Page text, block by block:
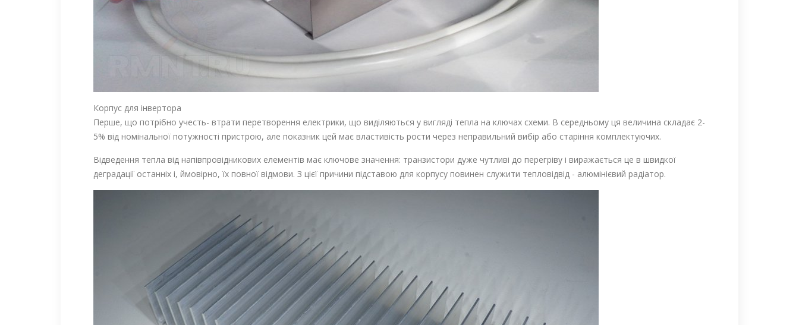
Корпус для інвертора
Перше, що потрібно учесть- втрати перетворення електрики, що виділяються у вигляді тепла на ключах схеми. В середньому ця величина складає 2-
5% від номінальної потужності пристрою, але показник цей має властивість рости через неправильний вибір або старіння комплектуючих.
Відведення тепла від напівпровідникових елементів має ключове значення: транзистори дуже чутливі до перегріву і виражається це в швидкої
деградації останніх і, ймовірно, їх повної відмови. З цієї причини підставою для корпусу повинен служити тепловідвід - алюмінієвий радіатор.